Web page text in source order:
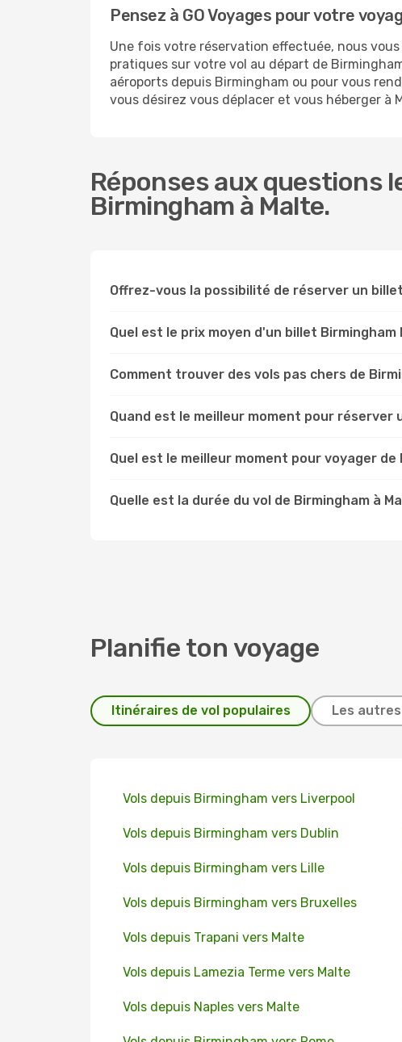
Pensez à GO Voyages pour votre
Une fois votre réservation effectuée, nous
pratiques sur votre vol au départ de
aéroports depuis Birmingham ou pour vous
vous désirez vous déplacer et vous héberger à
Réponses aux questions
Birmingham à Malte.
Offrez-vous la possibilité de réserver un
Quel est le prix moyen d'un billet Birmingham
Comment trouver des vols pas chers de
Quand est le meilleur moment pour réserver
Quel est le meilleur moment pour voyager de
Quelle est la durée du vol de Birmingham à
Planifie ton voyage
Itinéraires de vol populaires Les
Vols depuis Birmingham vers Liverpool
Vols depuis Birmingham vers Dublin
Vols depuis Birmingham vers Lille
Vols depuis Birmingham vers Bruxelles
Vols depuis Trapani vers Malte
Vols depuis Lamezia Terme vers Malte
Vols depuis Naples vers Malte